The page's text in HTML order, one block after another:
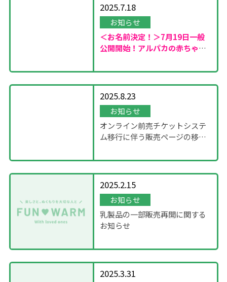
2025.7.18
お知らせ
＜お名前決定！＞7月19日一般
公開開始！ アルパカの赤ちゃん
2025.8.23
お知らせ
オンライン前売チケットシステ
ム移行に伴う販売ページの移設
2025.2.15
お知らせ
乳製品の一部販売再開に関する
お知らせ
2025.3.31